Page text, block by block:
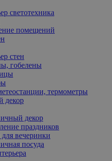
светотехника
помещений
стен
гобелены
термометры
декор
декор
праздников
вечеринки
посуда